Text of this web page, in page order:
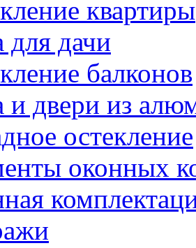
квартиры
для дачи
балконов
и двери из
остекление
оконных